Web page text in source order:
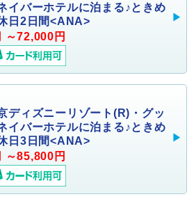
イバーホテルに泊まる♪ときめ
日2日間<ANA>
～72,000円
ディズニーリゾート(R)・グッ
イバーホテルに泊まる♪ときめ
日3日間<ANA>
～85,800円